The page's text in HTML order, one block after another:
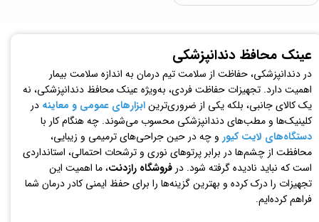
عینک محافظ دندانپزشکی
در دندانپزشکی، حفاظت از سلامت تیم درمان به اندازه سلامت بیمار
اهمیت دارد. تجهیزات حفاظت فردی، به‌ویژه عینک محافظ دندانپزشکی، نه
یک کالای جانبی، بلکه یکی از ضروری‌ترینابزارهای عمومی و معاینه در
کلینیک‌ها و مطب‌های دندانپزشکی محسوب می‌شوند. چه هنگام کار با
دستگاه‌های لایت کیور و چه در حین جراحی‌های ترمیمی و زیبایی،
محافظت از چشم‌ها در برابر پرتوهای نوری و ترشحات احتمالی، استانداردی
است که نباید نادیده گرفته شود. در فروشگاه رازدنت، ما اهمیت این
تجهیزات را درک کرده و بهترین گزینه‌ها را برای حفظ ایمنی کادر درمان شما
فراهم کرده‌ایم.